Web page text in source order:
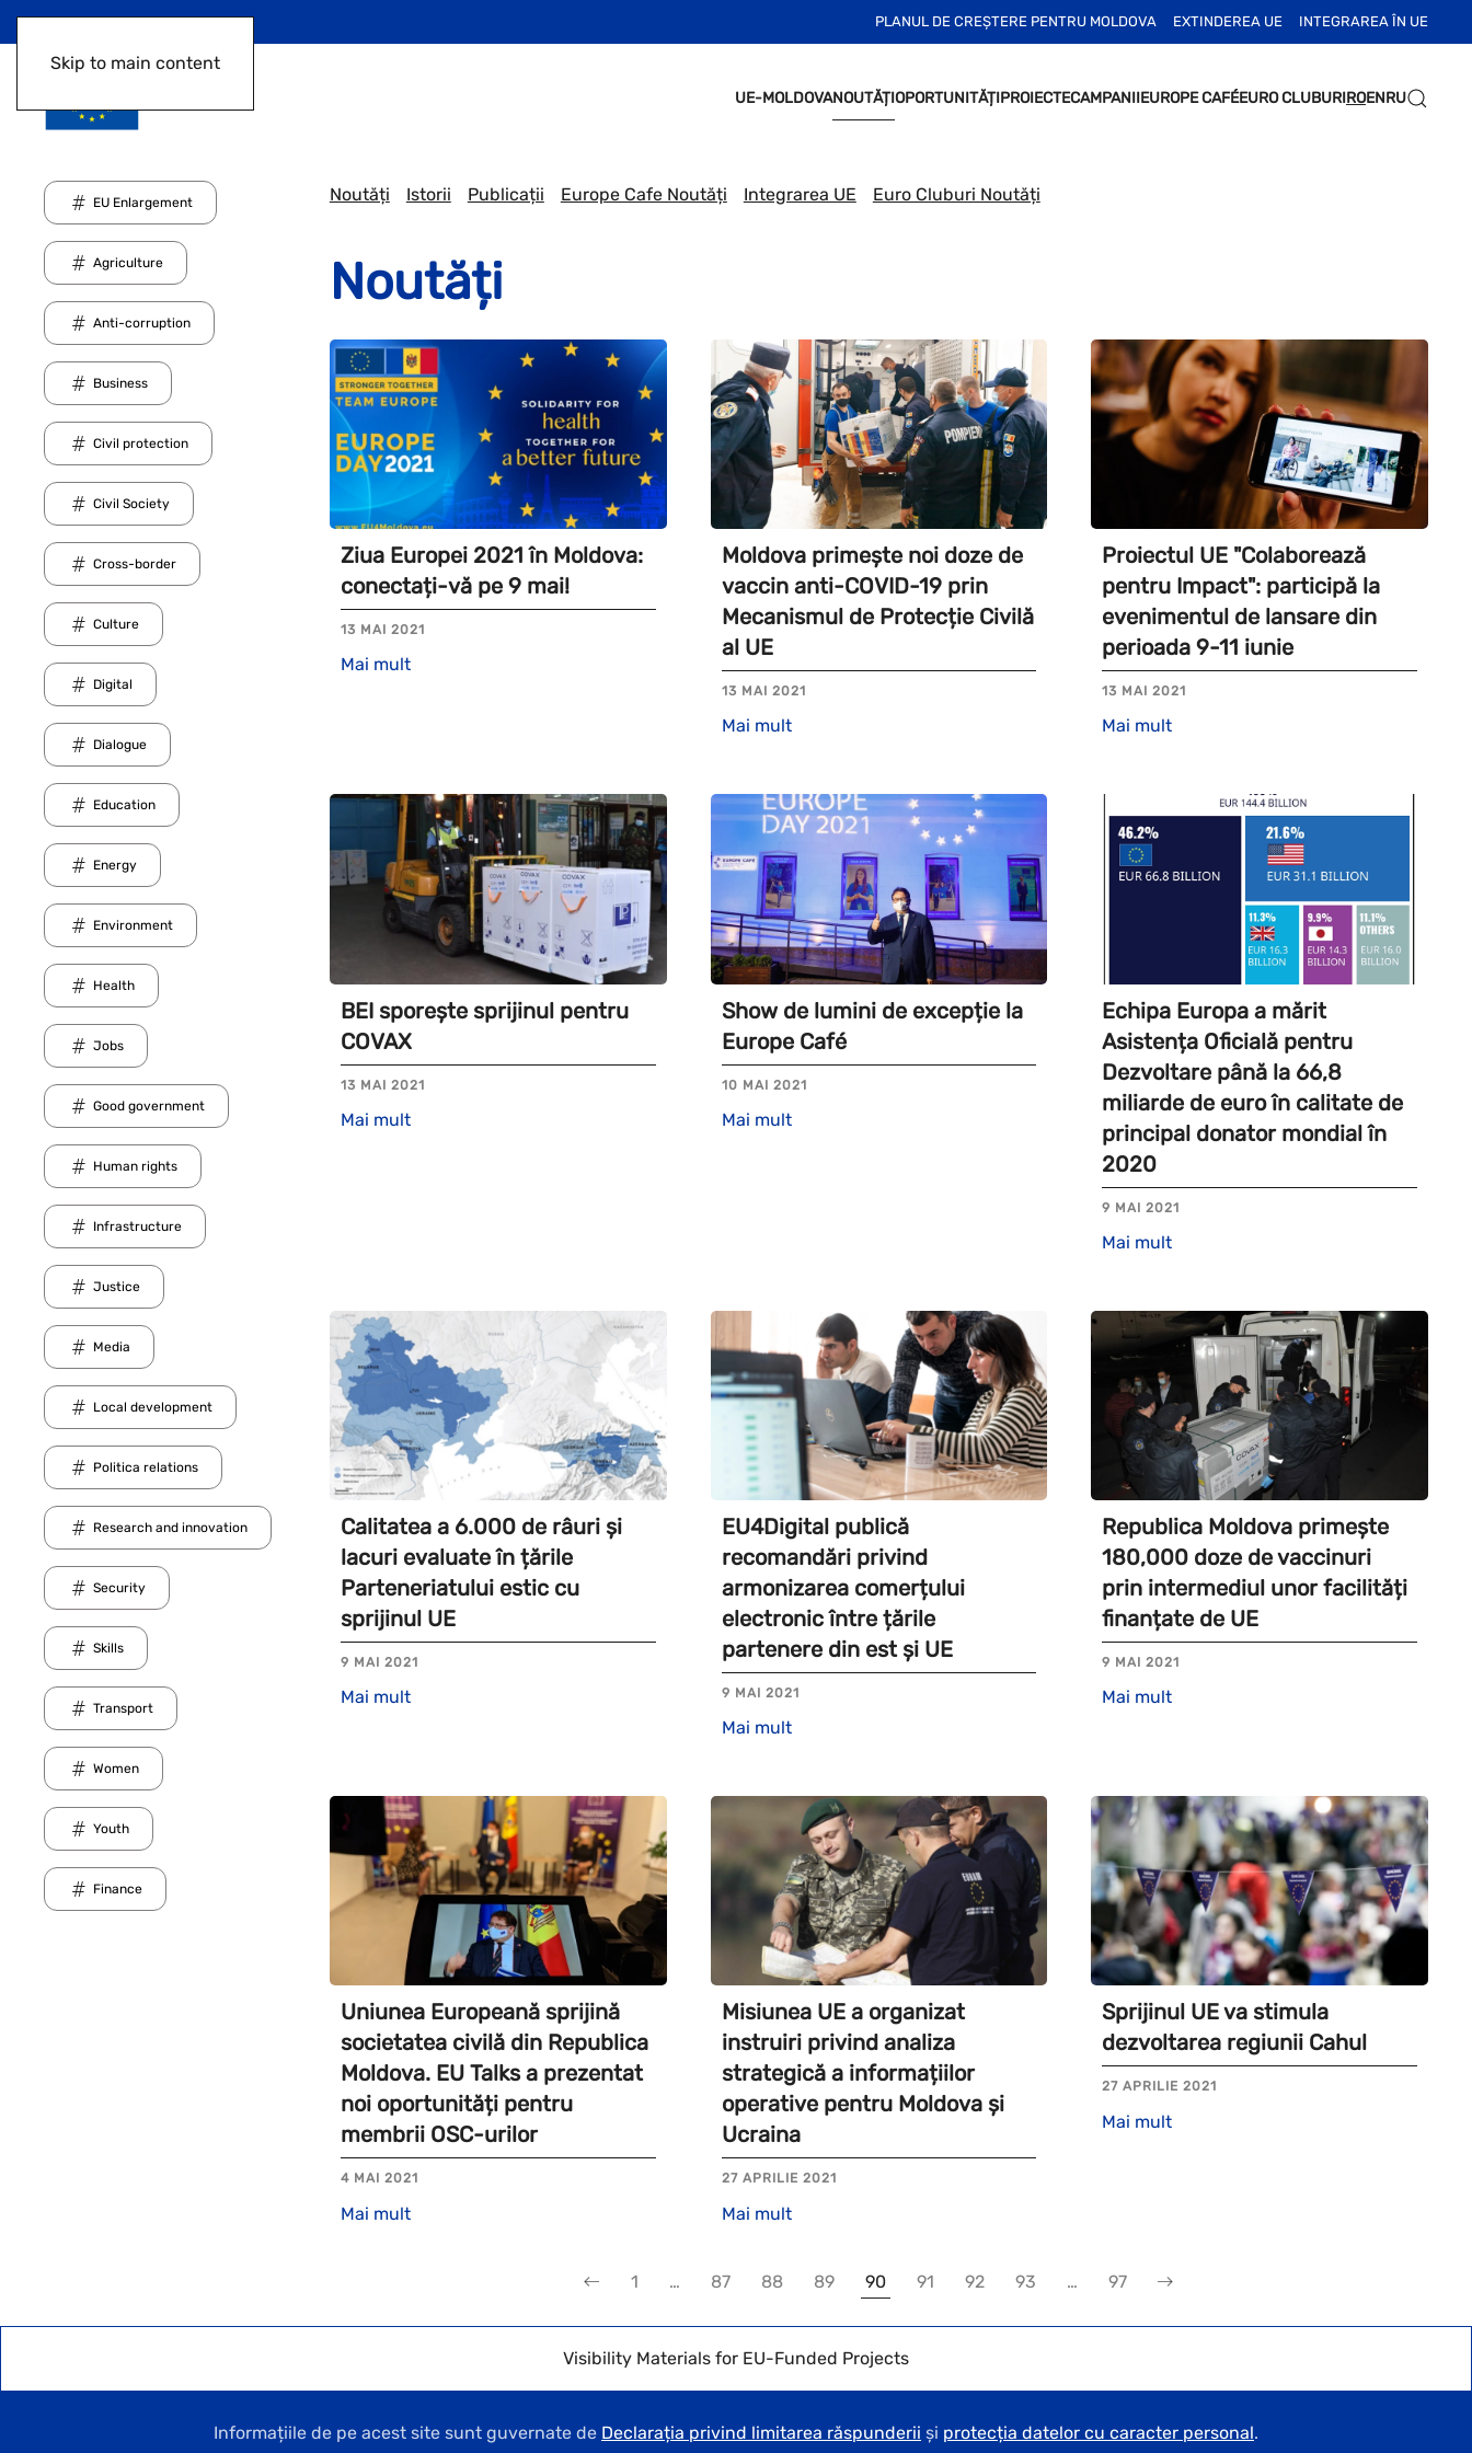
Skip to main content
PLANUL DE CREȘTERE PENTRU MOLDOVA EXTINDEREA UE INTEGRAREA ÎN UE
UE-MOLDOVANOUTĂȚIOPORTUNITĂȚIPROIECTECAMPANIIEUROPE CAFÉEURO CLUBURIROENRU
EU Enlargement
Agriculture
Anti-corruption
Business
Civil protection
Civil Society
Cross-border
Culture
Digital
Dialogue
Education
Energy
Environment
Health
Jobs
Good government
Human rights
Infrastructure
Justice
Media
Local development
Politica relations
Research and innovation
Security
Skills
Transport
Women
Youth
Finance
Noutăți Istorii Publicații Europe Cafe Noutăți Integrarea UE Euro Cluburi Noutăți
Noutăți
Ziua Europei 2021 în Moldova:
conectați-vă pe 9 mai!
13 MAI 2021
Mai mult
Moldova primește noi doze de
vaccin anti-COVID-19 prin
Mecanismul de Protecție Civilă
al UE
13 MAI 2021
Mai mult
Proiectul UE "Colaborează
pentru Impact": participă la
evenimentul de lansare din
perioada 9-11 iunie
13 MAI 2021
Mai mult
BEI sporește sprijinul pentru
COVAX
13 MAI 2021
Mai mult
Show de lumini de excepție la
Europe Café
10 MAI 2021
Mai mult
Echipa Europa a mărit
Asistența Oficială pentru
Dezvoltare până la 66,8
miliarde de euro în calitate de
principal donator mondial în
2020
9 MAI 2021
Mai mult
Calitatea a 6.000 de râuri și
lacuri evaluate în țările
Parteneriatului estic cu
sprijinul UE
9 MAI 2021
Mai mult
EU4Digital publică
recomandări privind
armonizarea comerțului
electronic între țările
partenere din est și UE
9 MAI 2021
Mai mult
Republica Moldova primește
180,000 doze de vaccinuri
prin intermediul unor facilități
finanțate de UE
9 MAI 2021
Mai mult
Uniunea Europeană sprijină
societatea civilă din Republica
Moldova. EU Talks a prezentat
noi oportunități pentru
membrii OSC-urilor
4 MAI 2021
Mai mult
Misiunea UE a organizat
instruiri privind analiza
strategică a informațiilor
operative pentru Moldova și
Ucraina
27 APRILIE 2021
Mai mult
Sprijinul UE va stimula
dezvoltarea regiunii Cahul
27 APRILIE 2021
Mai mult
1 … 87 88 89 90 91 92 93 … 97
Visibility Materials for EU-Funded Projects
Informațiile de pe acest site sunt guvernate de Declarația privind limitarea răspunderii și protecția datelor cu caracter personal.